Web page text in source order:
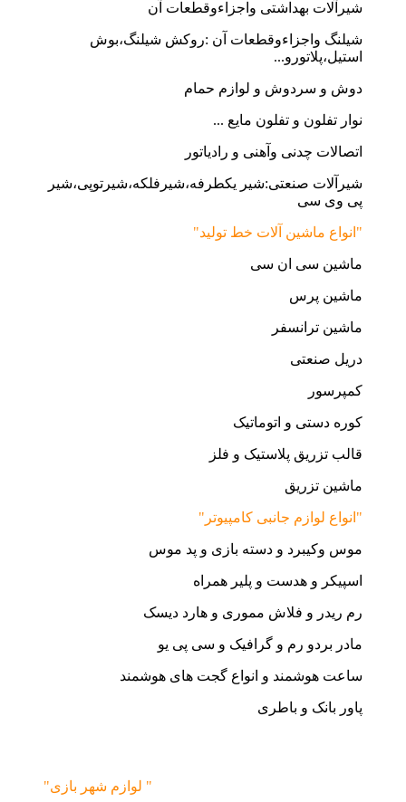
شیرآلات بهداشتی واجزاءوقطعات آن
شیلنگ واجزاءوقطعات آن :روکش شیلنگ،بوش
استیل،پلاتورو...
دوش و سردوش و لوازم حمام
نوار تفلون و تفلون مایع ...
اتصالات چدنی وآهنی و رادیاتور
شیرآلات صنعتی:شیر یکطرفه،شیرفلکه،شیرتوپی،شیر
پی وی سی
"انواع ماشین آلات خط تولید"
ماشین سی ان سی
ماشین پرس
ماشین ترانسفر
دریل صنعتی
کمپرسور
کوره دستی و اتوماتیک
قالب تزریق پلاستیک و فلز
ماشین تزریق
"انواع لوازم جانبی کامپیوتر"
موس وکیبرد و دسته بازی و پد موس
اسپیکر و هدست و پلیر همراه
رم ریدر و فلاش مموری و هارد دیسک
مادر بردو رم و گرافیک و سی پی یو
ساعت هوشمند و انواع گجت های هوشمند
پاور بانک و باطری
"لوازم شهر بازی "